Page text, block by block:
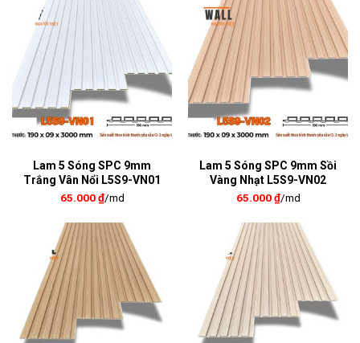
Lam 5 Sóng SPC 9mm
Trắng Vân Nổi L5S9-VN01
65.000₫/md
Lam 5 Sóng SPC 9mm Sồi
Vàng Nhạt L5S9-VN02
65.000₫/md